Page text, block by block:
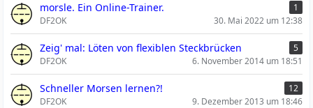
morsle. Ein Online-Trainer.
1
DF2OK
30. Mai 2022 um 12:38
Zeig' mal: Löten von flexiblen Steckbrücken
5
DF2OK
6. November 2014 um 18:51
Schneller Morsen lernen?!
12
DF2OK
9. Dezember 2013 um 18:46